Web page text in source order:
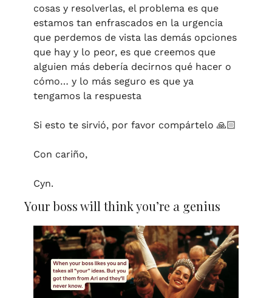
cosas y resolverlas, el problema es que
estamos tan enfrascados en la urgencia
que perdemos de vista las demás opciones
que hay y lo peor, es que creemos que
alguien más debería decirnos qué hacer o
cómo… y lo más seguro es que ya
tengamos la respuesta
Si esto te sirvió, por favor compártelo 🙏🏻
Con cariño,
Cyn.
Your boss will think you’re a genius